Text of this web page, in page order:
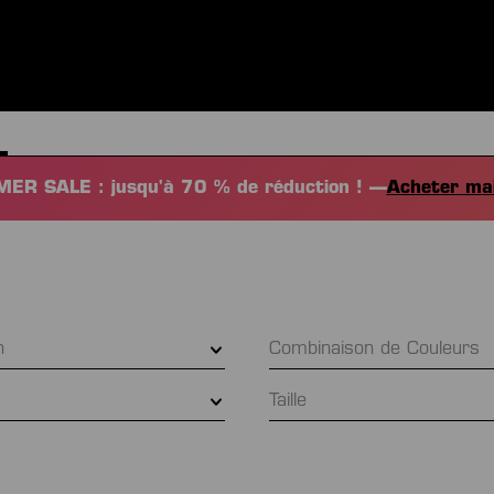
SALE : jusqu'à 70 % de réduction ! —Acheter
Combinaison de Couleurs
Taille